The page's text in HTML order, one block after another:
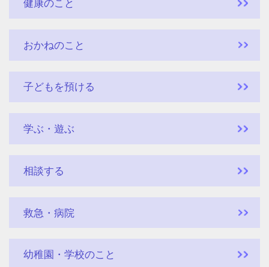
健康のこと
おかねのこと
子どもを預ける
学ぶ・遊ぶ
相談する
救急・病院
幼稚園・学校のこと